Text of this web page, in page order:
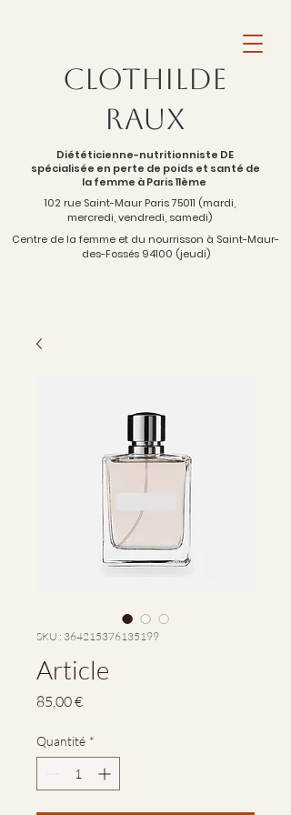
Clothilde
Raux
Diététicienne-nutritionniste DE
spécialisée en perte de poids et santé de
la femme à Paris 11ème
102 rue Saint-Maur Paris 75011 (mardi,
mercredi, vendredi, samedi)
Centre de la femme et du nourrisson à Saint-Maur-
des-Fossés 94100 (jeudi)
SKU : 364215376135199
Article
85,00 €Prix
Quantité *